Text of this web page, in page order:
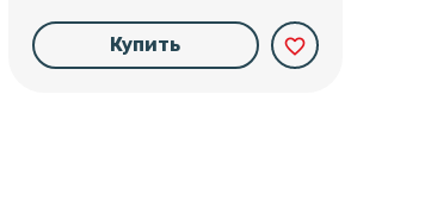
Купить favorite_border